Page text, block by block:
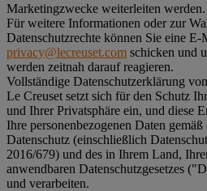
Marketingzwecke weiterleiten werden.
Für weitere Informationen oder zur
Datenschutzrechte können Sie eine E-
privacy@lecreuset.com schicken und
werden zeitnah darauf reagieren.
Vollständige Datenschutzerklärung
Le Creuset setzt sich für den Schutz
und Ihrer Privatsphäre ein, und diese
Ihre personenbezogenen Daten
Datenschutz (einschließlich
2016/679) und des in Ihrem Land,
anwendbaren Datenschutzgesetzes ("
und verarbeiten.